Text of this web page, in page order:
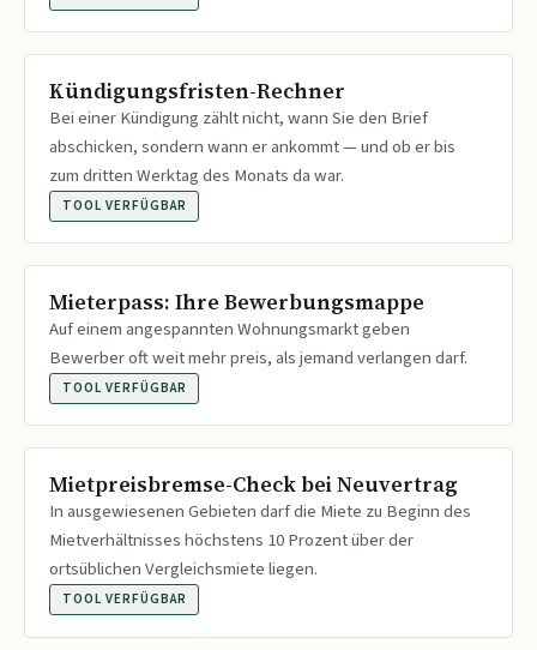
Kündigungsfristen-Rechner
Bei einer Kündigung zählt nicht, wann Sie den Brief
abschicken, sondern wann er ankommt — und ob er bis
zum dritten Werktag des Monats da war.
TOOL VERFÜGBAR
Mieterpass: Ihre Bewerbungsmappe
Auf einem angespannten Wohnungsmarkt geben
Bewerber oft weit mehr preis, als jemand verlangen darf.
TOOL VERFÜGBAR
Mietpreisbremse-Check bei Neuvertrag
In ausgewiesenen Gebieten darf die Miete zu Beginn des
Mietverhältnisses höchstens 10 Prozent über der
ortsüblichen Vergleichsmiete liegen.
TOOL VERFÜGBAR